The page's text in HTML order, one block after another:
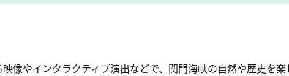
像やインタラクティブ演出などで、関門海峡の自然や歴史を楽